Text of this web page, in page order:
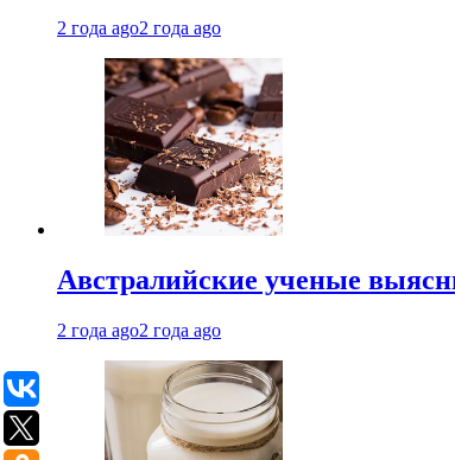
2 года ago2 года ago
Австралийские ученые
2 года ago2 года ago